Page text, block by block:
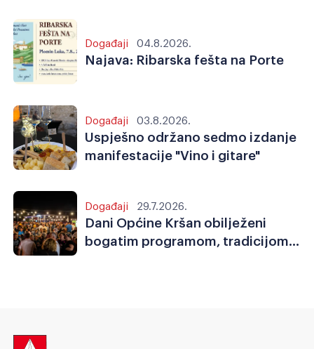
Događaji 04.8.2026.
Najava: Ribarska fešta na Porte
Događaji 03.8.2026.
Uspješno održano sedmo izdanje
manifestacije "Vino i gitare"
Događaji 29.7.2026.
Dani Općine Kršan obilježeni
bogatim programom, tradicijom,